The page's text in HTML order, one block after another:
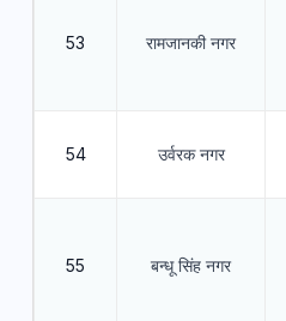
53 रामजानकी नगर
54 उर्वरक नगर
55 बन्धू सिंह नगर